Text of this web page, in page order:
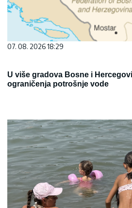
07. 08. 2026 18:29
U više gradova Bosne i
ograničenja potrošnje vode